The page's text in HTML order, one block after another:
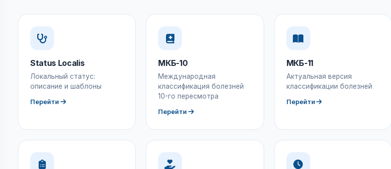
Status Localis
Локальный статус:
описание и шаблоны
Перейти
МКБ-10
Международная
классификация болезней
10-го пересмотра
Перейти
МКБ-11
Актуальная версия
классификации болезней
Перейти